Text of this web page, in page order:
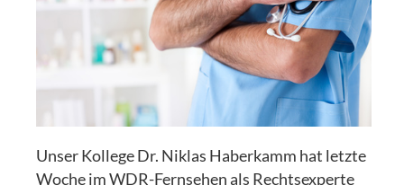
Unser Kollege Dr. Niklas Haberkamm hat letzte
Woche im WDR-Fernsehen als Rechtsexperte